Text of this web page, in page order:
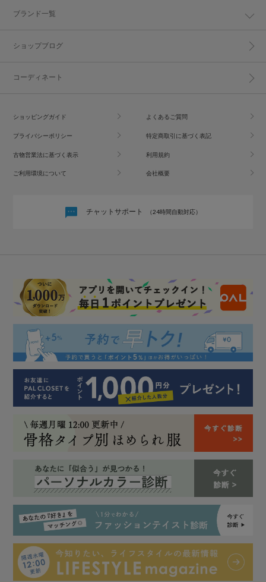
ブランド一覧
ショップブログ
コーディネート
ショッピングガイド よくあるご質問
プライバシーポリシー 特定商取引に基づく表記
古物営業法に基づく表示 利用規約
ご利用環境について 会社概要
チャットサポート （24時間自動対応）